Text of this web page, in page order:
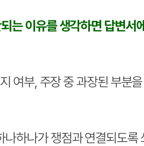
는 이유를 생각하면 답변서
여부, 주장 중 과장된 부분
하나가 쟁점과 연결되도록